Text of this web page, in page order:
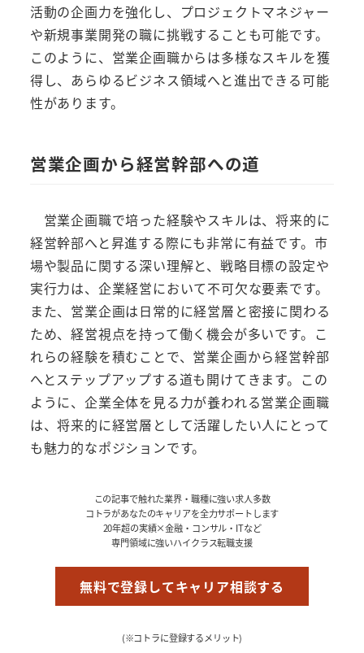
活動の企画力を強化し、プロジェクトマネジャー
や新規事業開発の職に挑戦することも可能です。
このように、営業企画職からは多様なスキルを獲
得し、あらゆるビジネス領域へと進出できる可能
性があります。
営業企画から経営幹部への道
営業企画職で培った経験やスキルは、将来的に
経営幹部へと昇進する際にも非常に有益です。市
場や製品に関する深い理解と、戦略目標の設定や
実行力は、企業経営において不可欠な要素です。
また、営業企画は日常的に経営層と密接に関わる
ため、経営視点を持って働く機会が多いです。こ
れらの経験を積むことで、営業企画から経営幹部
へとステップアップする道も開けてきます。この
ように、企業全体を見る力が養われる営業企画職
は、将来的に経営層として活躍したい人にとって
も魅力的なポジションです。
この記事で触れた業界・職種に強い求人多数
コトラがあなたのキャリアを全力サポートします
20年超の実績×金融・コンサル・ITなど
専門領域に強いハイクラス転職支援
無料で登録してキャリア相談する
(※コトラに登録するメリット)